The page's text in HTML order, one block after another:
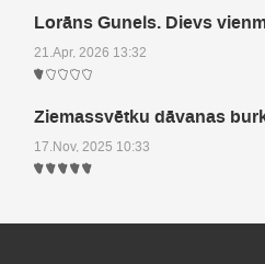
Lorāns Gunels. Dievs
21.Apr, 2026 13:32
Ziemassvētku dāvanas
17.Nov, 2025 10:33